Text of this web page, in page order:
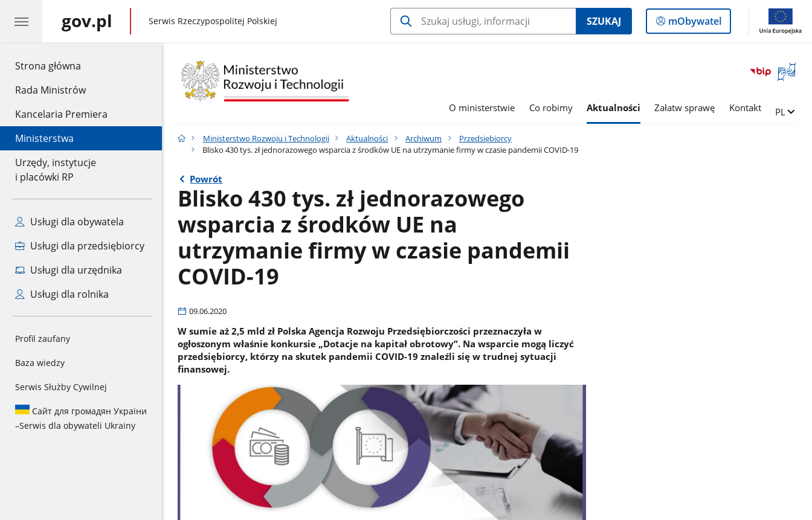
Strona główna
Rada Ministrów
Kancelaria Premiera
Ministerstwa
Urzędy, instytucje
i placówki RP
Usługi dla obywatela
Usługi dla przedsiębiorcy
Usługi dla urzędnika
Usługi dla rolnika
Profil zaufany
Baza wiedzy
Serwis Służby Cywilnej
Сайт для громадян України
–Serwis dla obywateli Ukrainy
gov.pl gov.pl
Serwis Rzeczypospolitej Polskiej SZUKAJ
Logowanie
do
mObywatel
Otwórz
okno
języka
O ministerstwie Co robimy Aktualności Załatw sprawę Kontakt Zmień
PL
Ministerstwo Rozwoju i Technologii Aktualności Archiwum
Przedsiębiorcy
Blisko 430 tys. zł jednorazowego wsparcia z środków UE na utrzymanie firmy w czasie pandemii COVID-19
Powrót
Blisko 430 tys. zł jednorazowego
wsparcia z środków UE na
utrzymanie firmy w czasie pandemii
COVID-19
09.06.2020
W sumie aż 2,5 mld zł Polska Agencja Rozwoju Przedsiębiorczości przeznaczyła w
ogłoszonym właśnie konkursie „Dotacje na kapitał obrotowy”. Na wsparcie mogą liczyć
przedsiębiorcy, którzy na skutek pandemii COVID-19 znaleźli się w trudnej sytuacji
finansowej.